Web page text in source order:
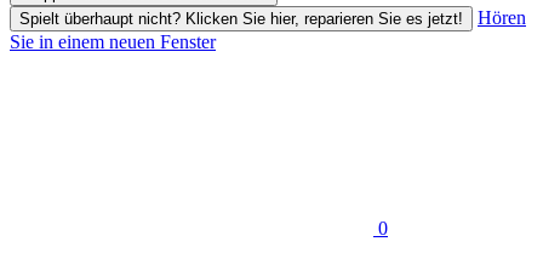
Spielt überhaupt nicht? Klicken Sie hier, reparieren Sie es jetzt!
Hören
Sie in einem neuen Fenster
0